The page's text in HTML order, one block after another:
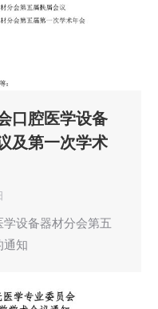
口腔医学设备
及第一次学术
设备器材分会第五
通知